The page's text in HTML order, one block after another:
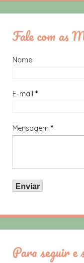
Fale com as
Nome
E-mail *
Mensagem *
Para seguir e